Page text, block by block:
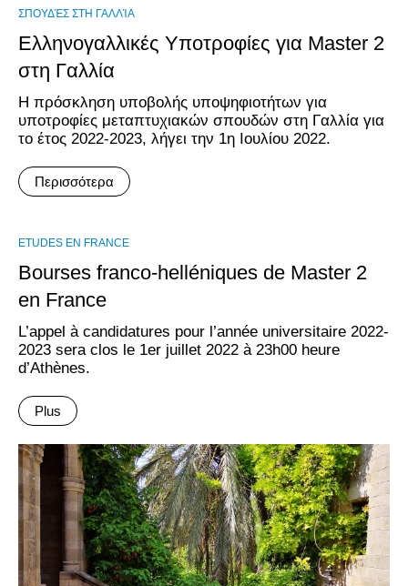
ΣΠΟΥΔΈΣ ΣΤΗ ΓΑΛΛΊΑ
Ελληνογαλλικές Υποτροφίες για Master 2
στη Γαλλία
Η πρόσκληση υποβολής υποψηφιοτήτων για
υποτροφίες μεταπτυχιακών σπουδών στη Γαλλία για
το έτος 2022-2023, λήγει την 1η Ιουλίου 2022.
Περισσότερα
ΕTUDES EN FRANCE
Bourses franco-helléniques de Master 2
en France
L’appel à candidatures pour l’année universitaire 2022-
2023 sera clos le 1er juillet 2022 à 23h00 heure
d’Athènes.
Plus